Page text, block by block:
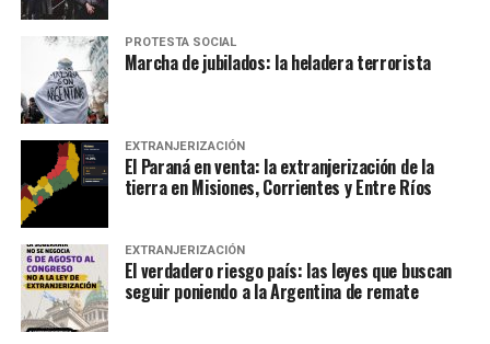
PROTESTA SOCIAL
Marcha de jubilados: la heladera terrorista
EXTRANJERIZACIÓN
El Paraná en venta: la extranjerización de la
tierra en Misiones, Corrientes y Entre Ríos
EXTRANJERIZACIÓN
El verdadero riesgo país: las leyes que buscan
seguir poniendo a la Argentina de remate